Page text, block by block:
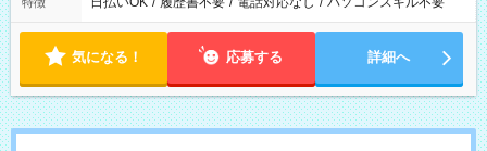
気になる！ 応募する 詳細へ